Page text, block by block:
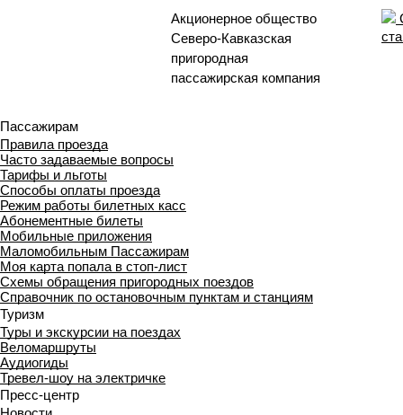
Акционерное общество
Северо-Кавказская
пригородная
пассажирская компания
Пассажирам
Правила проезда
Часто задаваемые вопросы
Тарифы и льготы
Способы оплаты проезда
Режим работы билетных касс
Абонементные билеты
Мобильные приложения
Маломобильным Пассажирам
Моя карта попала в стоп-лист
Cхемы обращения пригородных поездов
Справочник по остановочным пунктам и станциям
Туризм
Туры и экскурсии на поездах
Веломаршруты
Аудиогиды
Тревел-шоу на электричке
Пресс-центр